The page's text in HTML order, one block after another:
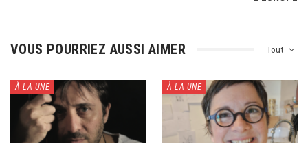
Tout
VOUS POURRIEZ AUSSI AIMER
À LA UNE À LA UNE